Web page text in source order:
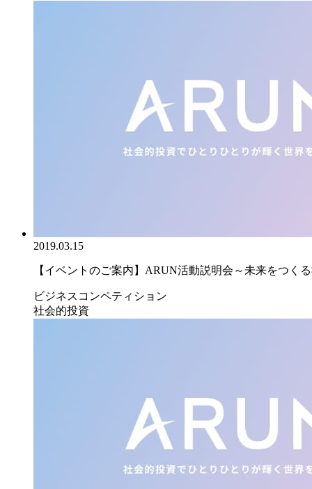
2019.03.15
【イベントのご案内】ARUN活動説明会～未来をつく
ビジネスコンペティション
社会的投資